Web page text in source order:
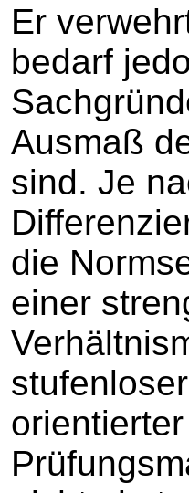
Er
bedarf
Ausmaß
sind. Je
die
einer